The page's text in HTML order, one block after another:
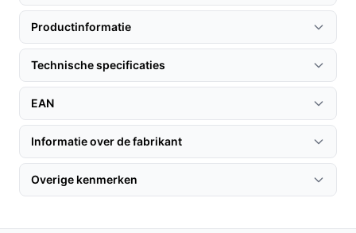
in de ruimte waar je meestal aanwezig bent. Zorg ervoor
dat beide units binnen bereik van elkaar zijn voor
optimale verbinding.
Specificaties in mensentaal
Geen camera: Dit maakt de babyfoon eenvoudiger
en minder storingsgevoelig.
Nachtlampje: Dit zorgt voor een geruststellende
omgeving voor je kindje bij het slapen.
Terugspreekfunctie: Hiermee kun je je kindje
Productinformatie
Technische specificaties
EAN
Informatie over de fabrikant
Overige kenmerken